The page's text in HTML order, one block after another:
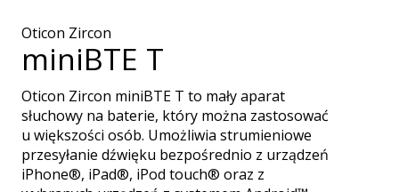
Oticon Zircon
miniBTE T
Oticon Zircon miniBTE T to mały aparat
słuchowy na baterie, który można zastosować
u większości osób. Umożliwia strumieniowe
przesyłanie dźwięku bezpośrednio z urządzeń
iPhone®, iPad®, iPod touch® oraz z